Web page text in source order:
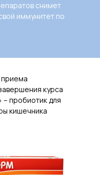
снимет
иммунитет по
приема
курса
пробиотик для
кишечника